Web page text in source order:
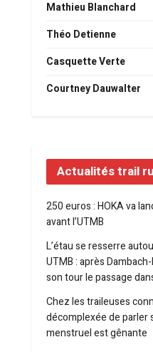
Mathieu Blanchard
Théo Detienne
Casquette Verte
Courtney Dauwalter
Actualités trail
250 euros : HOKA va
avant l’UTMB
L’étau se resserre
UTMB : après
son tour le passage
Chez les traileuses
décomplexée de parler
menstruel est gênante